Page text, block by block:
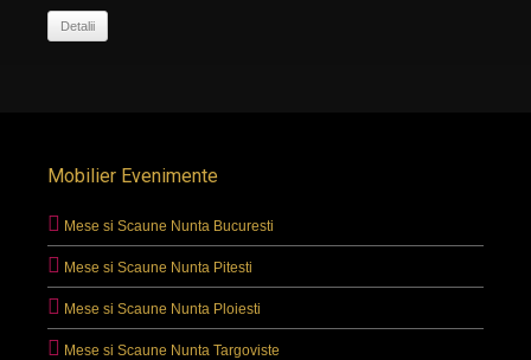
Detalii
Mobilier Evenimente
Mese si Scaune Nunta Bucuresti
Mese si Scaune Nunta Pitesti
Mese si Scaune Nunta Ploiesti
Mese si Scaune Nunta Targoviste